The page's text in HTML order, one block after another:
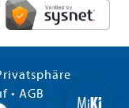
• AGB